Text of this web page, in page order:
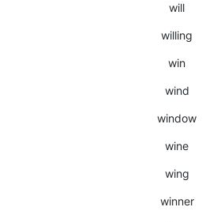
will
willing
win
wind
window
wine
wing
winner